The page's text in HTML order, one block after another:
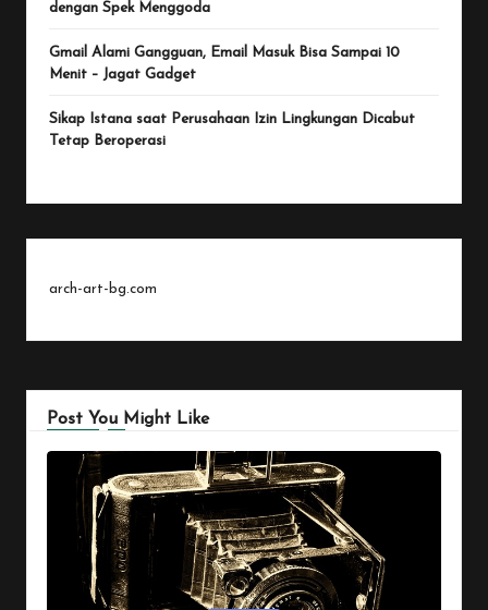
dengan Spek Menggoda
Gmail Alami Gangguan, Email Masuk Bisa Sampai 10
Menit – Jagat Gadget
Sikap Istana saat Perusahaan Izin Lingkungan Dicabut
Tetap Beroperasi
arch-art-bg.com
Post You Might Like